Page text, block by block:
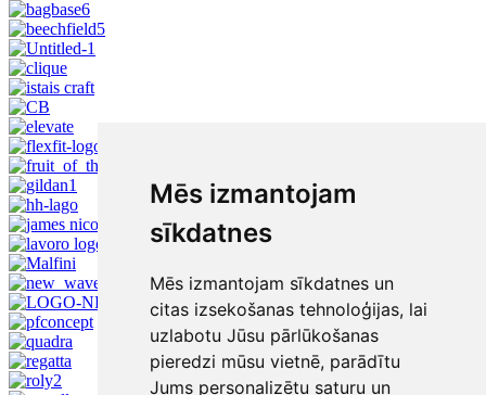
Mēs izmantojam
sīkdatnes
Mēs izmantojam sīkdatnes un
citas izsekošanas tehnoloģijas, lai
uzlabotu Jūsu pārlūkošanas
pieredzi mūsu vietnē, parādītu
Jums personalizētu saturu un